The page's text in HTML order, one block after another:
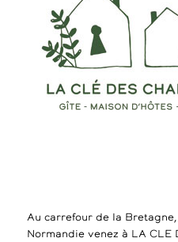
Au carrefour de la
Normandie venez à LA CLE